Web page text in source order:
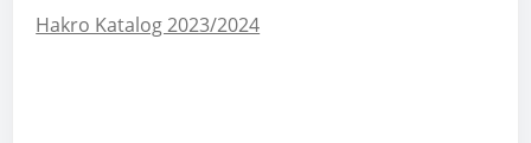
Hakro Katalog 2023/2024